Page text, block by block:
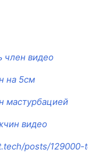
член видео
на 5см
мастурбацией
видео
posts/